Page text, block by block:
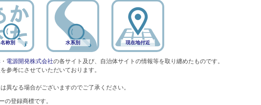
名称別 水系別 現在地付近
・ 電源開発株式会社の各サイト及び、自治体サイトの情報等を取り纏めたものです。
参考にさせていただいております。
なる場合がございますのでご了承ください。
登録商標です。